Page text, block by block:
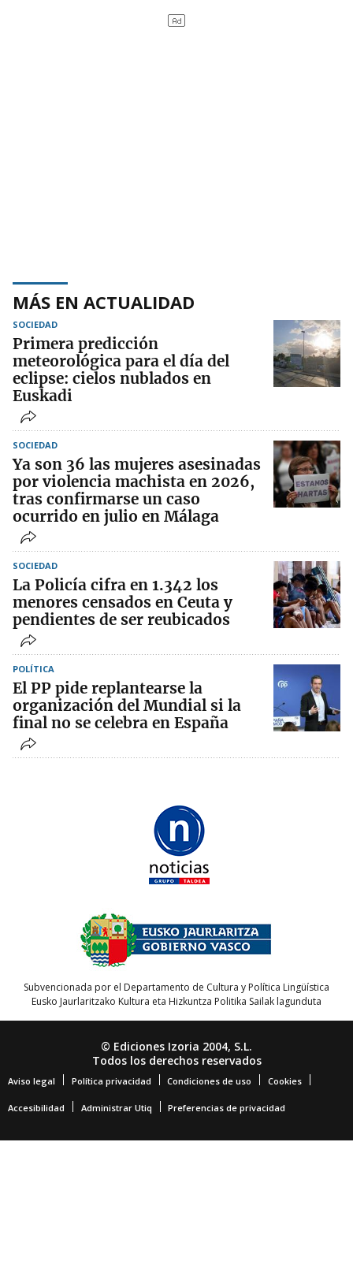
MÁS EN ACTUALIDAD
SOCIEDAD
Primera predicción
meteorológica para el día del
eclipse: cielos nublados en
Euskadi
SOCIEDAD
Ya son 36 las mujeres asesinadas
por violencia machista en 2026,
tras confirmarse un caso
ocurrido en julio en Málaga
SOCIEDAD
La Policía cifra en 1.342 los
menores censados en Ceuta y
pendientes de ser reubicados
POLÍTICA
El PP pide replantearse la
organización del Mundial si la
final no se celebra en España
Subvencionada por el Departamento de Cultura y Política Lingüística
Eusko Jaurlaritzako Kultura eta Hizkuntza Politika Sailak lagunduta
© Ediciones Izoria 2004, S.L.
Todos los derechos reservados
Aviso legal Política privacidad Condiciones de uso Cookies
Accesibilidad Administrar Utiq Preferencias de privacidad